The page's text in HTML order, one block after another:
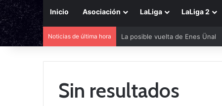
Inicio Asociación LaLiga LaLiga 2
Noticias de última hora La posible vuelta de Enes Ünal
Sin resultados